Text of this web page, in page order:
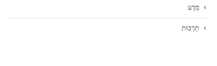
מַדָע
תַרְבּוּת